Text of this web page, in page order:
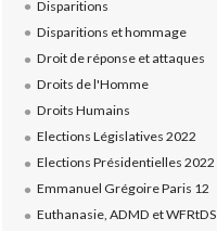
Disparitions
Disparitions et hommage
Droit de réponse et attaques
Droits de l'Homme
Droits Humains
Elections Législatives 2022
Elections Présidentielles 2022
Emmanuel Grégoire Paris 12
Euthanasie, ADMD et WFRtDS